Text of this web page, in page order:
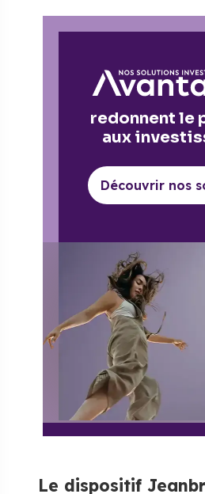
redonnent le
aux
Découvrir nos
Le dispositif